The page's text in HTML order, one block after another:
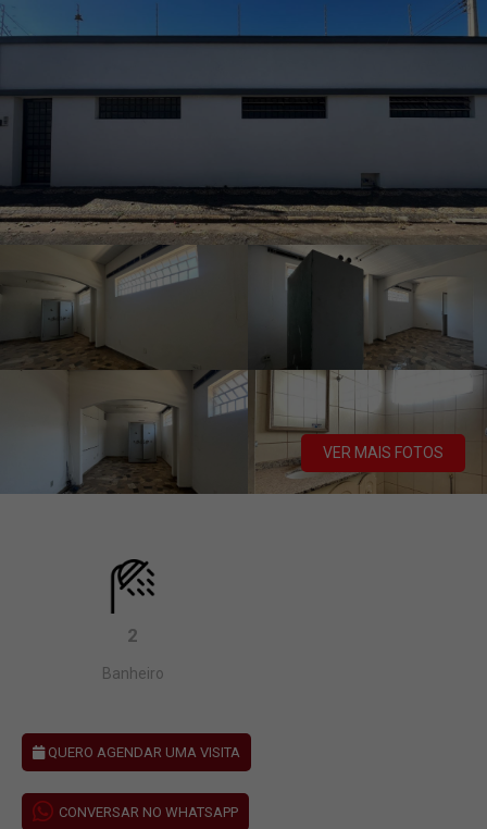
VER MAIS FOTOS
2
Banheiro
QUERO AGENDAR UMA VISITA
CONVERSAR NO WHATSAPP